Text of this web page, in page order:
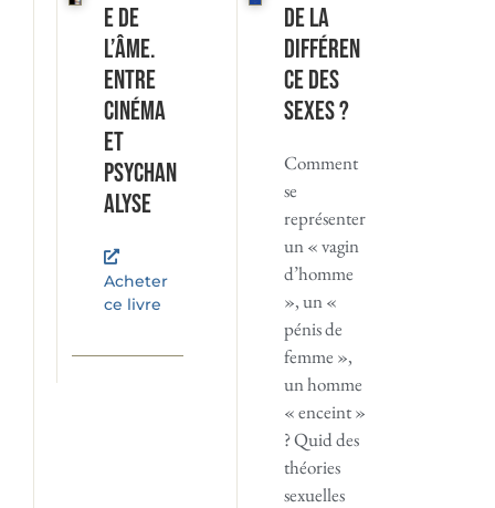
e de
l’âme.
Entre
cinéma
et
psychan
alyse
Acheter
ce livre
de la
différen
ce des
sexes ?
Comment
se
représenter
un « vagin
d’homme
», un «
pénis de
femme »,
un homme
« enceint »
? Quid des
théories
sexuelles